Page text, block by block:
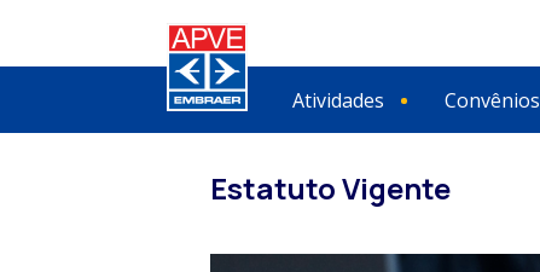
Atividades Convênios
Estatuto Vigente